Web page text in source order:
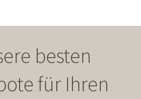
besten
für Ihren